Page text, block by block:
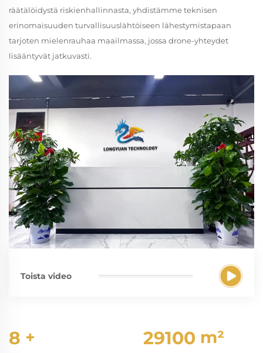
räätälöidystä riskienhallinnasta, yhdistämme teknisen
erinomaisuuden turvallisuuslähtöiseen lähestymistapaan
tarjoten mielenrauhaa maailmassa, jossa drone-yhteydet
lisääntyvät jatkuvasti.
Toista video
8 + 30000 m²